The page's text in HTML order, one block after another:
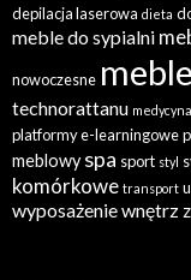
depilacja laserowa dieta
meble do sypialni
nowoczesne
technorattanu
platformy e-learningowe
meblowy spa sport styl
komórkowe transport
wyposażenie wnętrz